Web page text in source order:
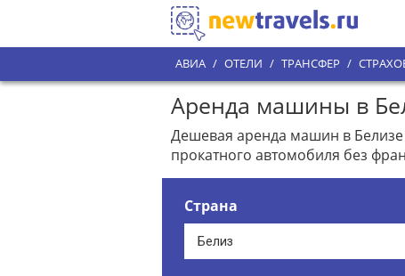
АВИА / ОТЕЛИ / ТРАНСФЕР /
Аренда машины в
Дешевая аренда машин в
прокатного автомобиля без
Страна